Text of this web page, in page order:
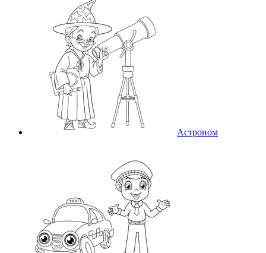
Астроном